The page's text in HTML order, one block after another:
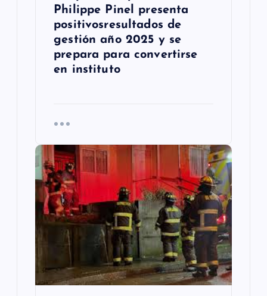
Philippe Pinel presenta
positivosresultados de
gestión año 2025 y se
prepara para convertirse
en instituto